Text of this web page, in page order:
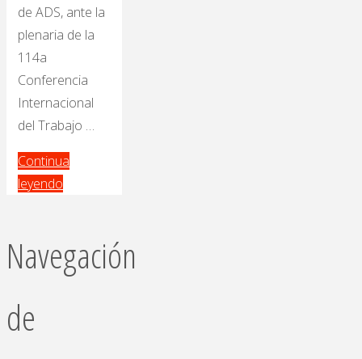
de ADS, ante la
plenaria de la
114a
Conferencia
Internacional
del Trabajo …
Continua
leyendo
Navegación
de